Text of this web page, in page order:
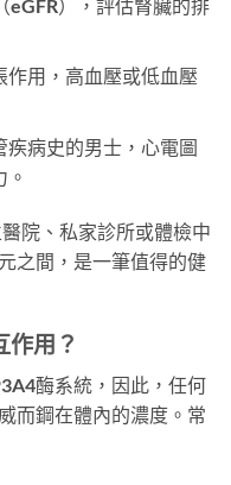
eGFR），評估腎臟的排
作用，高血壓或低血壓
疾病史的男士，心電圖
院、私家診所或體檢中
之間，是一筆值得的健
作用？
酶系統，因此，任何
而鋼在體內的濃度。常